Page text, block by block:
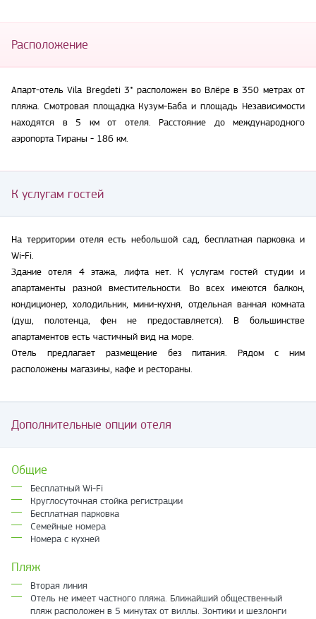
Расположение
Апарт-отель Vila Bregdeti 3* расположен во Влёре в 350 метрах от
пляжа. Смотровая площадка Кузум-Баба и площадь Независимости
находятся в 5 км от отеля. Расстояние до международного
аэропорта Тираны - 186 км.
К услугам гостей
На территории отеля есть небольшой сад, бесплатная парковка и
Wi-Fi.
Здание отеля 4 этажа, лифта нет. К услугам гостей студии и
апартаменты разной вместительности. Во всех имеются балкон,
кондиционер, холодильник, мини-кухня, отдельная ванная комната
(душ, полотенца, фен не предоставляется). В большинстве
апартаментов есть частичный вид на море.
Отель предлагает размещение без питания. Рядом с ним
расположены магазины, кафе и рестораны.
Дополнительные опции отеля
Общие
Бесплатный Wi-Fi
Круглосуточная стойка регистрации
Бесплатная парковка
Семейные номера
Номера с кухней
Пляж
Вторая линия
Отель не имеет частного пляжа. Ближайший общественный
пляж расположен в 5 минутах от виллы. Зонтики и шезлонги